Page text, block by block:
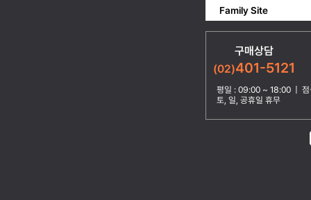
Family Site
구매상담
(02)401-5121
평일 : 09:00 ~ 18:00 | 점
토, 일, 공휴일 휴무